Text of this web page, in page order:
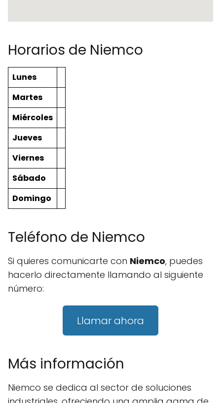
Horarios de Niemco
Lunes
Martes
Miércoles
Jueves
Viernes
Sábado
Domingo
Teléfono de Niemco
Si quieres comunicarte con Niemco, puedes
hacerlo directamente llamando al siguiente
número:
Llamar ahora
Más información
Niemco se dedica al sector de soluciones